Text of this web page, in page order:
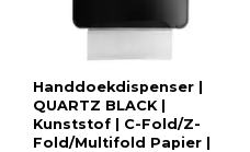
Handdoekdispenser |
QUARTZ BLACK |
Kunststof | C-Fold/Z-
Fold/Multifold Papier |